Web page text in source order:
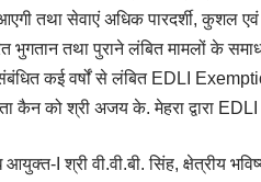
तथा सेवाएं अधिक पारदर्शी, कुशल
भुगतान तथा पुराने लंबित मामलों के
कई वर्षों से लंबित EDLI
कैन को श्री अजय के. मेहरा द्वारा
आयुक्त-I श्री वी.वी.बी. सिंह, क्षेत्रीय